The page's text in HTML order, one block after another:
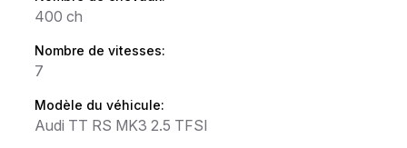
400 ch
Nombre de vitesses:
7
Modèle du véhicule:
Audi TT RS MK3 2.5 TFSI